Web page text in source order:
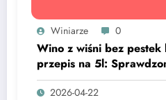
Winiarze 0
Wino z wiśni bez
przepis na 5l:
sekret udanego smaku
2026-04-22